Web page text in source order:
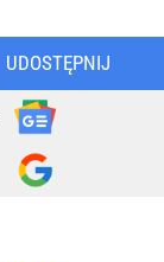
UDOSTĘPNIJ